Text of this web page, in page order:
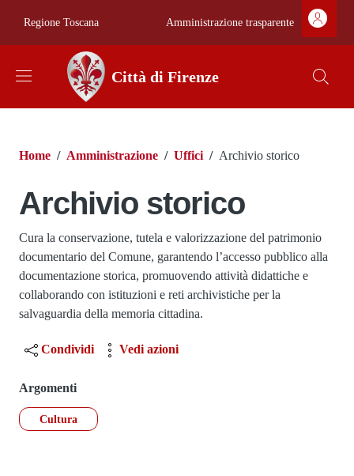
Regione Toscana Zona
Amministrazione trasparente
Città di Firenze
Briciole di pane
Home / Amministrazione / Uffici / Archivio storico
Archivio storico
Dettagli
Cura la conservazione, tutela e valorizzazione del patrimonio
documentario del Comune, garantendo l’accesso pubblico alla
documentazione storica, promuovendo attività didattiche e
collaborando con istituzioni e reti archivistiche per la
salvaguardia della memoria cittadina.
Condividi Vedi azioni
Argomenti
Cultura